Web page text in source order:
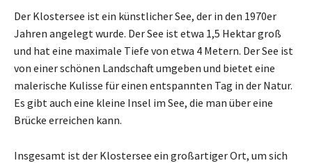
Der Klostersee ist ein künstlicher See, der in den 1970er
Jahren angelegt wurde. Der See ist etwa 1,5 Hektar groß
und hat eine maximale Tiefe von etwa 4 Metern. Der See ist
von einer schönen Landschaft umgeben und bietet eine
malerische Kulisse für einen entspannten Tag in der Natur.
Es gibt auch eine kleine Insel im See, die man über eine
Brücke erreichen kann.
Insgesamt ist der Klostersee ein großartiger Ort, um sich